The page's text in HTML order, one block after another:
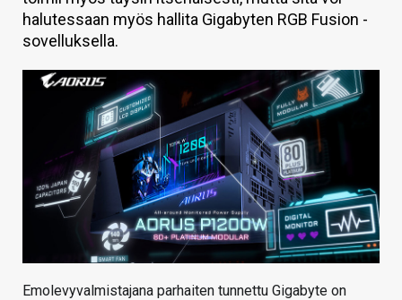
HINTA.FI
KAUPPA
VAIHDA TEEMA
HAKU
halutessaan myös hallita Gigabyten RGB Fusion -
sovelluksella.
Emolevyvalmistajana parhaiten tunnettu Gigabyte on